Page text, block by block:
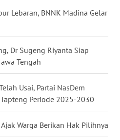
Lebaran, BNNK Madina Gelar
Dr Sugeng Riyanta Siap
Tengah
Usai, Partai NasDem
Periode 2025-2030
Warga Berikan Hak Pilihnya